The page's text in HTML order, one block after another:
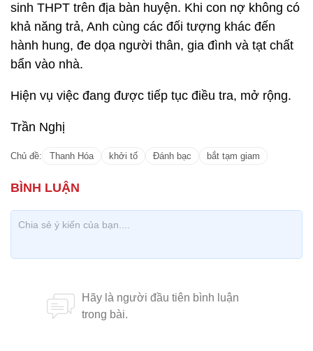
sinh THPT trên địa bàn huyện. Khi con nợ không có
khả năng trả, Anh cùng các đối tượng khác đến
hành hung, đe dọa người thân, gia đình và tạt chất
bẩn vào nhà.
Hiện vụ việc đang được tiếp tục điều tra, mở rộng.
Trần Nghị
Chủ đề: Thanh Hóa khởi tố Đánh bạc bắt tạm giam